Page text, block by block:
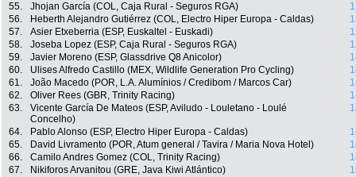
55.
Jhojan García (COL, Caja Rural - Seguros RGA)
56.
Heberth Alejandro Gutiérrez (COL, Electro Hiper Europa - Caldas)
57.
Asier Etxeberria (ESP, Euskaltel - Euskadi)
58.
Joseba Lopez (ESP, Caja Rural - Seguros RGA)
59.
Javier Moreno (ESP, Glassdrive Q8 Anicolor)
60.
Ulises Alfredo Castillo (MEX, Wildlife Generation Pro Cycling)
61.
João Macedo (POR, L.A. Alumínios / Credibom / Marcos Car)
62.
Oliver Rees (GBR, Trinity Racing)
63.
Vicente García De Mateos (ESP, Aviludo - Louletano - Loulé
Concelho)
64. Pablo Alonso (ESP, Electro Hiper Europa - Caldas)
65.
David Livramento (POR, Atum general / Tavira / Maria Nova Hotel)
66.
Camilo Andres Gomez (COL, Trinity Racing)
67.
Nikiforos Arvanitou (GRE, Java Kiwi Atlántico)